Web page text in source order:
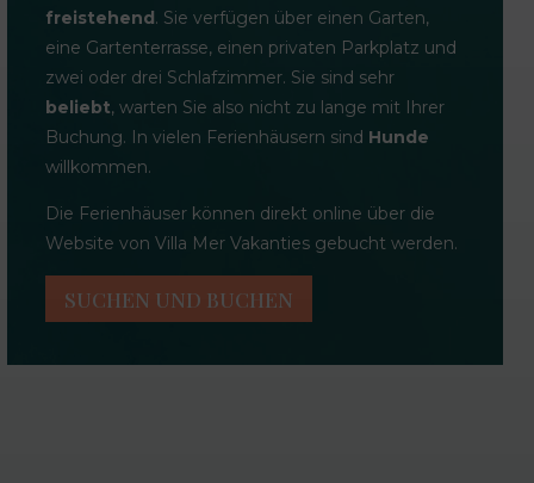
freistehend. Sie verfügen über einen Garten,
eine Gartenterrasse, einen privaten Parkplatz und
zwei oder drei Schlafzimmer. Sie sind sehr
beliebt, warten Sie also nicht zu lange mit Ihrer
Buchung. In vielen Ferienhäusern sind Hunde
willkommen.
Die Ferienhäuser können direkt online über die
Website von Villa Mer Vakanties gebucht werden.
SUCHEN UND BUCHEN